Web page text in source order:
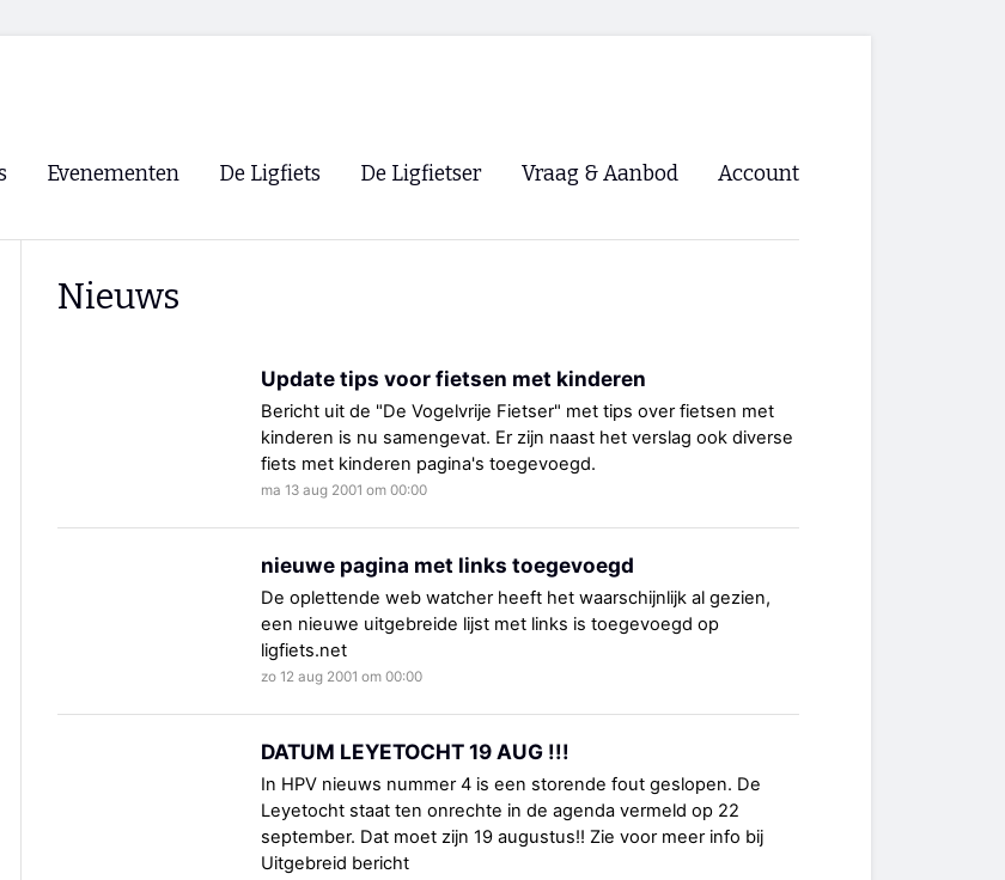
Evenementen De Ligfiets De Ligfietser
Lokale Fietsverenigingen
EHPVA & EuSupino 🡺
Vraag & Aanbod Account
Nieuws
Update tips voor fietsen met kinderen
Bericht uit de "De Vogelvrije Fietser" met tips over fietsen met
kinderen is nu samengevat. Er zijn naast het verslag ook diverse
fiets met kinderen pagina's toegevoegd.
ma 13 aug 2001 om 00:00
nieuwe pagina met links toegevoegd
De oplettende web watcher heeft het waarschijnlijk al gezien,
een nieuwe uitgebreide lijst met links is toegevoegd op
ligfiets.net
zo 12 aug 2001 om 00:00
DATUM LEYETOCHT 19 AUG !!!
In HPV nieuws nummer 4 is een storende fout geslopen. De
Leyetocht staat ten onrechte in de agenda vermeld op 22
september. Dat moet zijn 19 augustus!! Zie voor meer info bij
Uitgebreid bericht